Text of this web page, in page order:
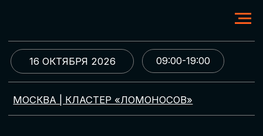
МОСКВА | КЛАСТЕР «ЛОМОНОСОВ»
GLOBAL
09:00-19:00
16 ОКТЯБРЯ 2026